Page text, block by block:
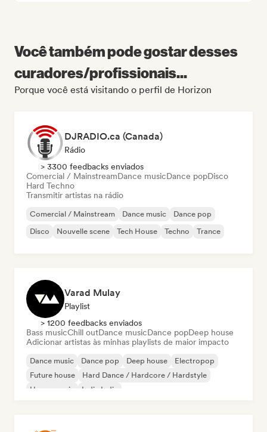
Você também pode gostar desses
curadores/profissionais...
Porque você está visitando o perfil de Horizon
DJRADIO.ca (Canada)
Rádio
> 3300 feedbacks enviados
Comercial / MainstreamDance musicDance popDisco
Hard Techno
Transmitir artistas na rádio
Comercial / Mainstream Dance music
Dance pop
Disco
Nouvelle scene Tech House Techno Trance
Varad Mulay
Playlist
> 1200 feedbacks enviados
Bass musicChill outDance musicDance popDeep house
Adicionar artistas às minhas playlists de maior impacto
Dance music Dance pop Deep house
Electropop
Future house
Hard Dance / Hardcore / Hardstyle
House music
Indie India